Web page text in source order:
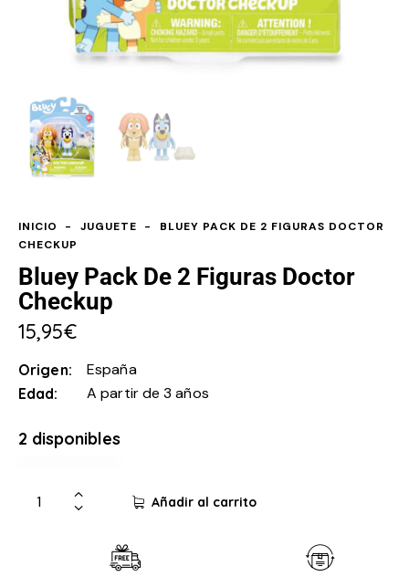
INICIO JUGUETE
BLUEY PACK DE 2 FIGURAS DOCTOR
CHECKUP
Bluey Pack De 2 Figuras Doctor
Checkup
15,95€
Origen España
Edad A partir de 3 años
2 disponibles
Añadir al carrito